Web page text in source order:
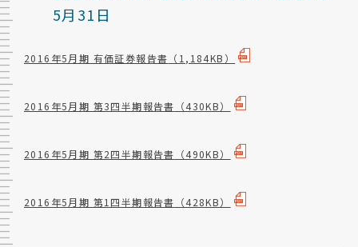
5月31日
2016年5月期 有価証券報告書 （1,184KB）
2016年5月期 第3四半期報告書 （430KB）
2016年5月期 第2四半期報告書 （490KB）
2016年5月期 第1四半期報告書 （428KB）